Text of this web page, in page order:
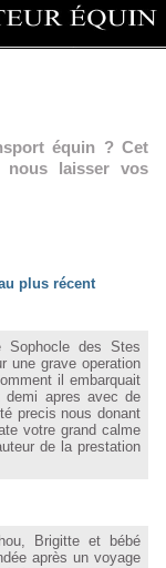
équin ? Cet
laisser vos
plus récent
Sophocle des Stes
une grave operation
il embarquait
apres avec de
precis nous donant
votre grand calme
de la prestation
Brigitte et bébé
après un voyage